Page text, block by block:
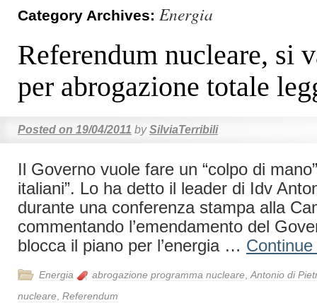
Category Archives: Energia
Referendum nucleare, si
per abrogazione totale
Posted on 19/04/2011 by SilviaTerribili
Il Governo vuole fare un “colpo di
italiani”. Lo ha detto il leader di Idv
durante una conferenza stampa alla
commentando l’emendamento del
blocca il piano per l’energia …
Energia abrogazione programma nucleare Antonio di
nucleare Referendum